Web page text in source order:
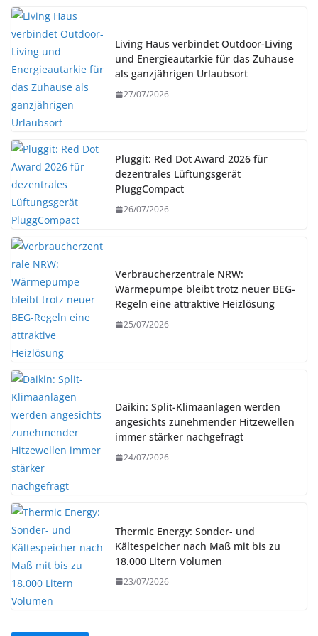
Living Haus verbindet Outdoor-Living
und Energieautarkie für das Zuhause
als ganzjährigen Urlaubsort
27/07/2026
Pluggit: Red Dot Award 2026 für
dezentrales Lüftungsgerät
PluggCompact
26/07/2026
Verbraucherzentrale NRW:
Wärmepumpe bleibt trotz neuer BEG-
Regeln eine attraktive Heizlösung
25/07/2026
Daikin: Split-Klimaanlagen werden
angesichts zunehmender Hitzewellen
immer stärker nachgefragt
24/07/2026
Thermic Energy: Sonder- und
Kältespeicher nach Maß mit bis zu
18.000 Litern Volumen
23/07/2026